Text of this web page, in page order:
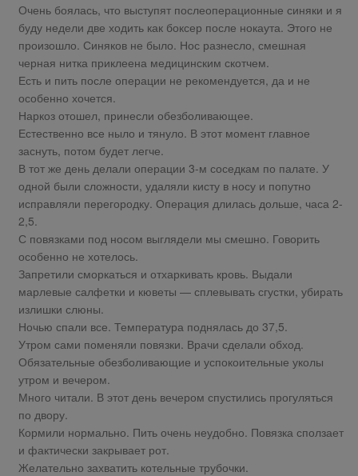
Очень боялась, что выступят послеоперационные синяки и я
буду недели две ходить как боксер после нокаута. Этого не
произошло. Синяков не было. Нос разнесло, смешная
черная нитка приклеена медицинским скотчем.
Есть и пить после операции не рекомендуется, да и не
особенно хочется.
Наркоз отошел, принесли обезболивающее.
Естественно все ныло и тянуло. В этот момент главное
заснуть, потом будет легче.
В тот же день делали операции 3-м соседкам по палате. У
одной были сложности, удаляли кисту в носу и попутно
исправляли перегородку. Операция длилась дольше, часа 2-
2,5.
С повязками под носом выглядели мы смешно. Говорить
особенно не хотелось.
Запретили сморкаться и отхаркивать кровь. Выдали
марлевые салфетки и кюветы — сплевывать сгустки, убирать
излишки слюны.
Ночью спали все. Температура поднялась до 37,5.
Утром сами поменяли повязки. Врачи сделали обход.
Обязательные обезболивающие и успокоительные уколы
утром и вечером.
Много читали. В этот день вечером спустились прогуляться
по двору.
Кормили нормально. Пить очень неудобно. Повязка сползает
и фактически закрывает рот.
Желательно захватить котельные трубочки.